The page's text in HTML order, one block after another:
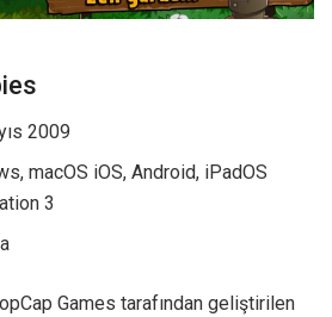
2009
macOS iOS, Android, iPadOS
3
Games tarafından geliştirilen